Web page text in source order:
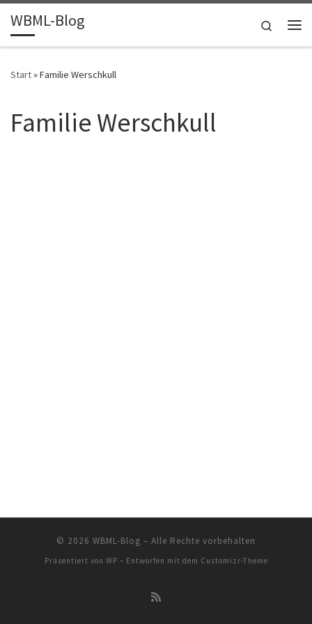
Zum Inhalt springen
WBML-Blog
Search
Start»Familie Werschkull
Familie Werschkull
© 2026 WBML-Blog – Alle Rechte vorbehalten
Präsentiert von WP – Entworfen mit dem Customizr-Theme